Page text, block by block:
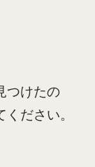
つけたの
ださい。